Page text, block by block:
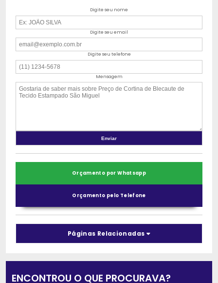
Digite seu nome
Digite seu email
Digite seu telefone
Mensagem
Orçamento por Whatsapp
Orçamento pelo Telefone
Páginas Relacionadas
ENCONTROU O QUE PROCURAVA?